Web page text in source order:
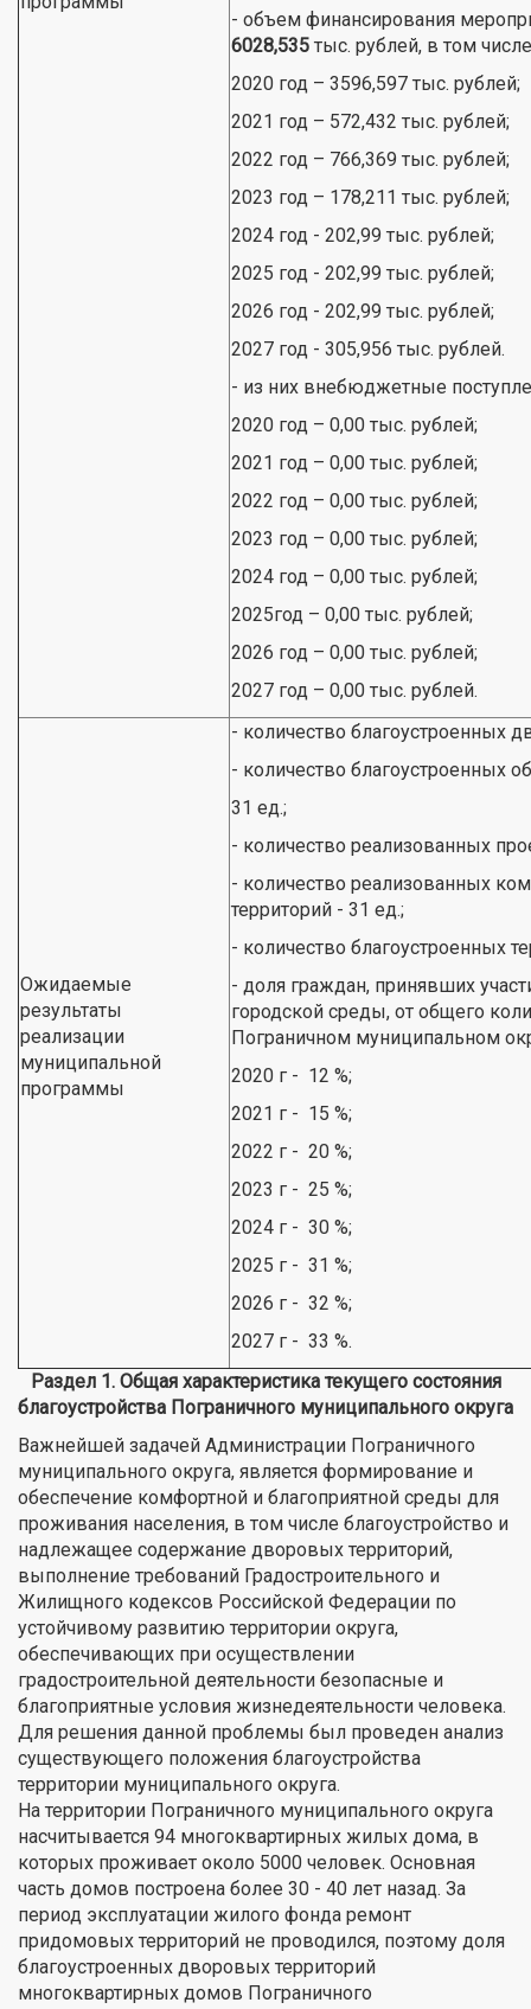
- объем финансирования
6028,535 тыс. рублей, в том
2020 год – 3596,597 тыс. рублей;
2021 год – 572,432 тыс. рублей;
2022 год – 766,369 тыс. рублей;
2023 год – 178,211 тыс. рублей;
2024 год - 202,99 тыс. рублей;
2025 год - 202,99 тыс. рублей;
2026 год - 202,99 тыс. рублей;
2027 год - 305,956 тыс. рублей.
- из них внебюджетные
2020 год – 0,00 тыс. рублей;
2021 год – 0,00 тыс. рублей;
2022 год – 0,00 тыс. рублей;
2023 год – 0,00 тыс. рублей;
2024 год – 0,00 тыс. рублей;
2025год – 0,00 тыс. рублей;
2026 год – 0,00 тыс. рублей;
2027 год – 0,00 тыс. рублей.
Ожидаемые
результаты
реализации
муниципальной
программы
- количество благоустроенных
- количество благоустроенных
31 ед.;
- количество реализованных
- количество реализованных
территорий - 31 ед.;
- количество благоустроенных
- доля граждан, принявших
городской среды, от общего
Пограничном муниципальном
2020 г - 12 %;
2021 г - 15 %;
2022 г - 20 %;
2023 г - 25 %;
2024 г - 30 %;
2025 г - 31 %;
2026 г - 32 %;
2027 г - 33 %.
Раздел 1. Общая характеристика текущего состояния
благоустройства Пограничного муниципального округа
Важнейшей задачей Администрации Пограничного
муниципального округа, является формирование и
обеспечение комфортной и благоприятной среды для
проживания населения, в том числе благоустройство и
надлежащее содержание дворовых территорий,
выполнение требований Градостроительного и
Жилищного кодексов Российской Федерации по
устойчивому развитию территории округа,
обеспечивающих при осуществлении
градостроительной деятельности безопасные и
благоприятные условия жизнедеятельности человека.
Для решения данной проблемы был проведен анализ
существующего положения благоустройства
территории муниципального округа.
На территории Пограничного муниципального округа
насчитывается 94 многоквартирных жилых дома, в
которых проживает около 5000 человек. Основная
часть домов построена более 30 - 40 лет назад. За
период эксплуатации жилого фонда ремонт
придомовых территорий не проводился, поэтому доля
благоустроенных дворовых территорий
многоквартирных домов Пограничного